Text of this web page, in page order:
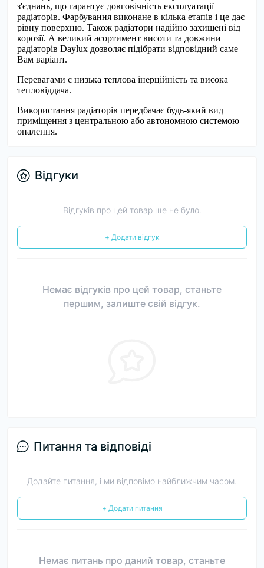
з'єднань, що гарантує довговічність експлуатації
радіаторів. Фарбування виконане в кілька етапів і це дає
рівну поверхню. Також радіатори надійно захищені від
корозії. А великий асортимент висоти та довжини
радіаторів Daylux дозволяє підібрати відповідний саме
Вам варіант.
Перевагами є низька теплова інерційність та висока
тепловіддача.
Використання радіаторів передбачає будь-який вид
приміщення з центральною або автономною системою
опалення.
Відгуки
Відгуків про цей товар ще не було.
+ Додати відгук
Немає відгуків про цей товар, станьте
першим, залиште свій відгук.
Питання та відповіді
Додайте питання, і ми відповімо найближчим часом.
+ Додати питання
Немає питань про даний товар, станьте